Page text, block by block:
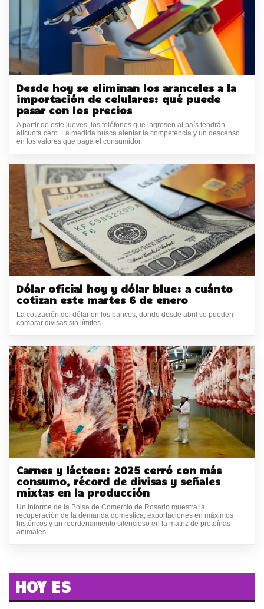
Desde hoy se eliminan los aranceles a la
importación de celulares: qué puede
pasar con los precios
A partir de este jueves, los teléfonos que ingresen al país tendrán
alícuota cero. La medida busca alentar la competencia y un descenso
en los valores que paga el consumidor.
Dólar oficial hoy y dólar blue: a cuánto
cotizan este martes 6 de enero
La cotización del dólar en los bancos, donde desde abril se pueden
comprar divisas sin límites.
Carnes y lácteos: 2025 cerró con más
consumo, récord de divisas y señales
mixtas en la producción
Un informe de la Bolsa de Comercio de Rosario muestra la
recuperación de la demanda doméstica, exportaciones en máximos
históricos y un reordenamiento silencioso en la matriz de proteínas
animales.
HOY ES